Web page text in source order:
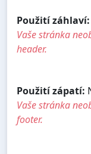
Použití záhlaví:
Vaše stránka
header.
Použití zápatí:
Vaše stránka
footer.